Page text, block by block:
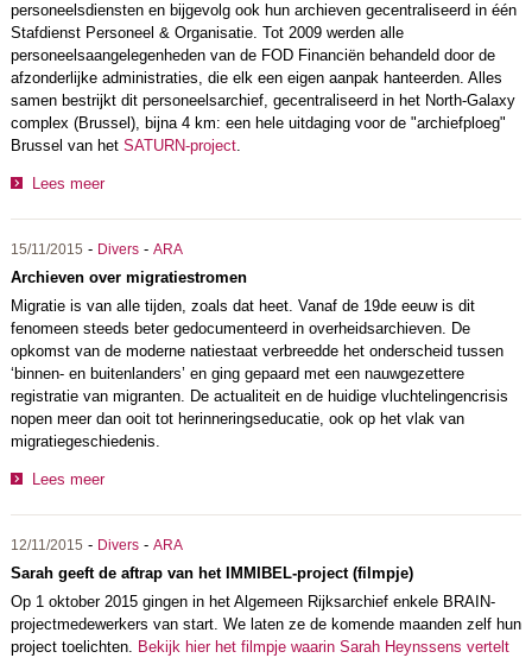
personeelsdiensten en bijgevolg ook hun archieven gecentraliseerd in één
Stafdienst Personeel & Organisatie. Tot 2009 werden alle
personeelsaangelegenheden van de FOD Financiën behandeld door de
afzonderlijke administraties, die elk een eigen aanpak hanteerden. Alles
samen bestrijkt dit personeelsarchief, gecentraliseerd in het North-Galaxy
complex (Brussel), bijna 4 km: een hele uitdaging voor de "archiefploeg"
Brussel van het SATURN-project.
Lees meer
15/11/2015 - Divers- ARA
Archieven over migratiestromen
Migratie is van alle tijden, zoals dat heet. Vanaf de 19de eeuw is dit
fenomeen steeds beter gedocumenteerd in overheidsarchieven. De
opkomst van de moderne natiestaat verbreedde het onderscheid tussen
‘binnen- en buitenlanders’ en ging gepaard met een nauwgezettere
registratie van migranten. De actualiteit en de huidige vluchtelingencrisis
nopen meer dan ooit tot herinneringseducatie, ook op het vlak van
migratiegeschiedenis.
Lees meer
12/11/2015 - Divers- ARA
Sarah geeft de aftrap van het IMMIBEL-project (filmpje)
Op 1 oktober 2015 gingen in het Algemeen Rijksarchief enkele BRAIN-
projectmedewerkers van start. We laten ze de komende maanden zelf hun
project toelichten.
Bekijk hier het filmpje waarin Sarah Heynssens vertelt